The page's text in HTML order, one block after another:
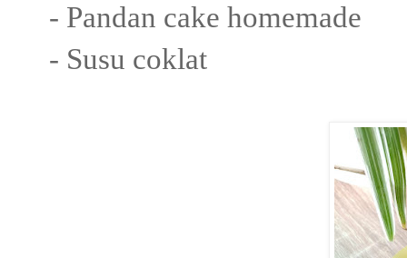
- Pandan cake homemade
- Susu coklat